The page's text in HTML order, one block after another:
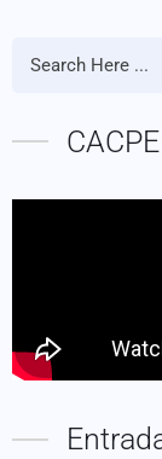
CACPE